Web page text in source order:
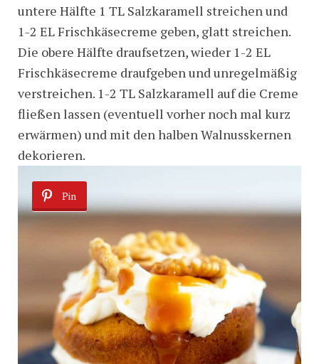
untere Hälfte 1 TL Salzkaramell streichen und
1-2 EL Frischkäsecreme geben, glatt streichen.
Die obere Hälfte draufsetzen, wieder 1-2 EL
Frischkäsecreme draufgeben und unregelmäßig
verstreichen. 1-2 TL Salzkaramell auf die Creme
fließen lassen (eventuell vorher noch mal kurz
erwärmen) und mit den halben Walnusskernen
dekorieren.
Pin